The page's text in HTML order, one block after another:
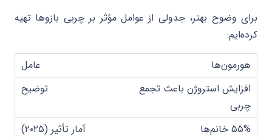
برای وضوح بهتر، جدولی از عوامل مؤثر بر چربی بازوها تهیه
کرده‌ایم:
هورمون‌ها
افزایش استروژن باعث تجمع
چربی
۵۵% خانم‌ها